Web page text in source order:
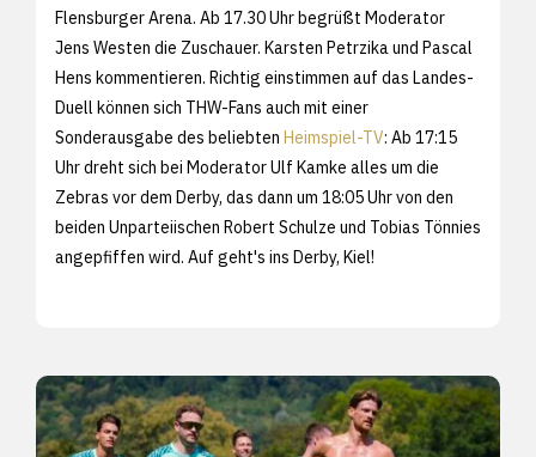
Flensburger Arena. Ab 17.30 Uhr begrüßt Moderator
Jens Westen die Zuschauer. Karsten Petrzika und Pascal
Hens kommentieren. Richtig einstimmen auf das Landes-
Duell können sich THW-Fans auch mit einer
Sonderausgabe des beliebten Heimspiel-TV: Ab 17:15
Uhr dreht sich bei Moderator Ulf Kamke alles um die
Zebras vor dem Derby, das dann um 18:05 Uhr von den
beiden Unparteiischen Robert Schulze und Tobias Tönnies
angepfiffen wird. Auf geht's ins Derby, Kiel!